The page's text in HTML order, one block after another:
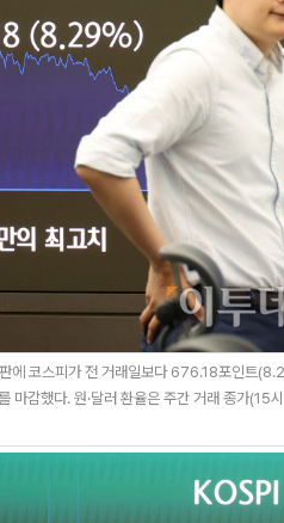
에 코스피가 전 거래일보다 676.18포인트
감했다. 원·달러 환율은 주간 거래 종가